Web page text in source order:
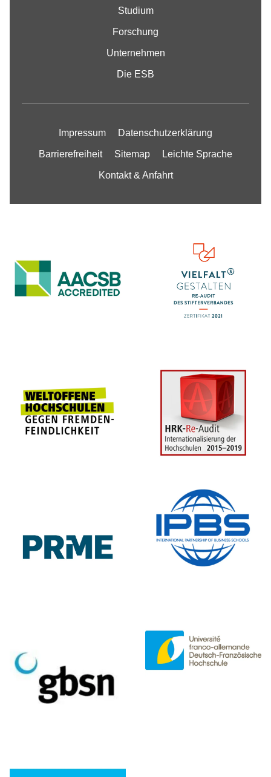
Studium
Forschung
Unternehmen
Die ESB
Impressum Datenschutzerklärung
Barrierefreiheit Sitemap Leichte Sprache
Kontakt & Anfahrt